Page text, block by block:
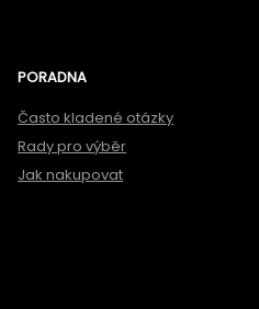
PORADNA
Často kladené otázky
Rady pro výběr
Jak nakupovat